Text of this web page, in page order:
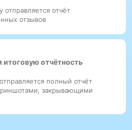
отправляется отчёт
отзывов
итоговую отчётность
полный отчёт
закрывающими